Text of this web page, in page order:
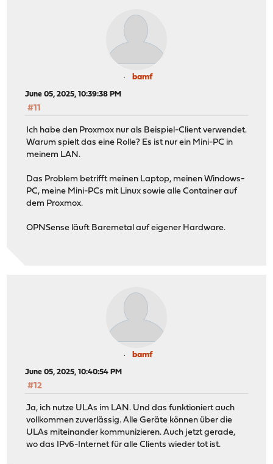
bamf
June 05, 2025, 10:39:38 PM
#11
Ich habe den Proxmox nur als Beispiel-Client verwendet.
Warum spielt das eine Rolle? Es ist nur ein Mini-PC in
meinem LAN.
Das Problem betrifft meinen Laptop, meinen Windows-
PC, meine Mini-PCs mit Linux sowie alle Container auf
dem Proxmox.
OPNSense läuft Baremetal auf eigener Hardware.
bamf
June 05, 2025, 10:40:54 PM
#12
Ja, ich nutze ULAs im LAN. Und das funktioniert auch
vollkommen zuverlässig. Alle Geräte können über die
ULAs miteinander kommunizieren. Auch jetzt gerade,
wo das IPv6-Internet für alle Clients wieder tot ist.